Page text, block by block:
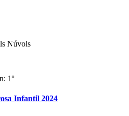
Núvols
1º
Infantil 2024